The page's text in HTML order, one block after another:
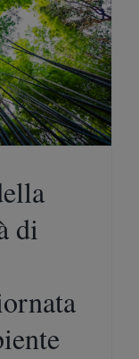
di